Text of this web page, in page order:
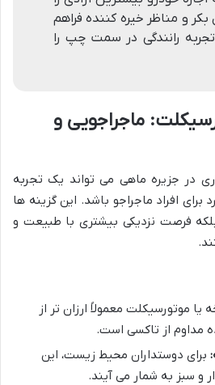
و مناظر خیره کننده فراهم
رانندگی در سمت چپ را
ماجراجویی و
در جزیره ماهی می تواند یک تجربه
افراد ماجراجو باشد. این گزینه ها
فرصت نزدیکی بیشتری با طبیعت و
یا موتورسیکلت معمولاً ارزان تر از
مداوم از تاکسی است.
برای دوستداران محیط زیست، این
و سبز به شمار می آیند.